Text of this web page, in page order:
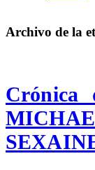
Archivo de la
Crónica